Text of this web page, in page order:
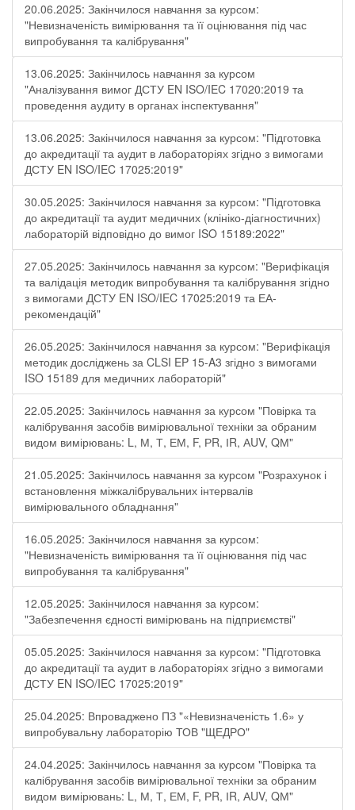
20.06.2025: Закінчилося навчання за курсом:
"Невизначеність вимірювання та її оцінювання під час
випробування та калібрування"
13.06.2025: Закінчилось навчання за курсом
"Аналізування вимог ДСТУ EN ISO/IEC 17020:2019 та
проведення аудиту в органах інспектування"
13.06.2025: Закінчилося навчання за курсом: "Підготовка
до акредитації та аудит в лабораторіях згідно з вимогами
ДСТУ EN ISO/IEC 17025:2019"
30.05.2025: Закінчилося навчання за курсом: "Підготовка
до акредитації та аудит медичних (клініко-діагностичних)
лабораторій відповідно до вимог ISO 15189:2022"
27.05.2025: Закінчилось навчання за курсом: "Верифікація
та валідація методик випробування та калібрування згідно
з вимогами ДСТУ EN ISO/IEC 17025:2019 та ЕА-
рекомендацій"
26.05.2025: Закінчилося навчання за курсом: "Верифікація
методик досліджень за CLSI EP 15-A3 згідно з вимогами
ISO 15189 для медичних лабораторій"
22.05.2025: Закінчилось навчання за курсом "Повірка та
калібрування засобів вимірювальної техніки за обраним
видом вимірювань: L, М, Т, ЕМ, F, РR, ІR, АUV, QМ"
21.05.2025: Закінчилось навчання за курсом "Розрахунок і
встановлення міжкалібрувальних інтервалів
вимірювального обладнання"
16.05.2025: Закінчилося навчання за курсом:
"Невизначеність вимірювання та її оцінювання під час
випробування та калібрування"
12.05.2025: Закінчилося навчання за курсом:
"Забезпечення єдності вимірювань на підприємстві"
05.05.2025: Закінчилося навчання за курсом: "Підготовка
до акредитації та аудит в лабораторіях згідно з вимогами
ДСТУ EN ISO/IEC 17025:2019"
25.04.2025: Впроваджено ПЗ "«Невизначеність 1.6» у
випробувальну лабораторію ТОВ "ЩЕДРО"
24.04.2025: Закінчилось навчання за курсом "Повірка та
калібрування засобів вимірювальної техніки за обраним
видом вимірювань: L, М, Т, ЕМ, F, РR, ІR, АUV, QМ"